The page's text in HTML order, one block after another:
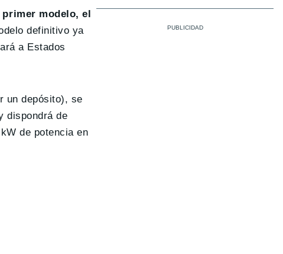
modelo, el
definitivo ya
a Estados
un depósito), se
dispondrá de
de potencia en